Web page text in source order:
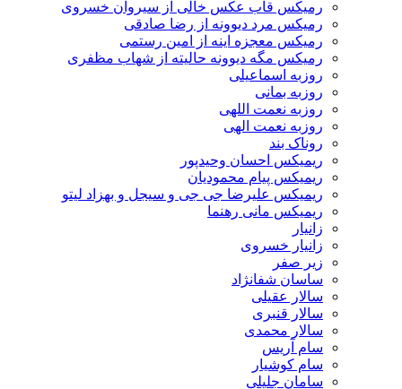
رمیکس قاب عکس خالی از سیروان خسروی
رمیکس مرد دیوونه از رضا صادقی
رمیکس معجزه اینه از امین رستمی
رمیکس مگه دیوونه حالیته از شهاب مظفری
روزبه اسماعیلی
روزبه بمانی
روزبه نعمت اللهی
روزبه نعمت الهی
روناک بند
ریمیکس احسان وحیدپور
ریمیکس پیام محمودیان
ریمیکس علیرضا جی جی و سیجل و بهزاد لیتو
ریمیکس مانی رهنما
زانیار
زانیار خسروی
زیر صفر
ساسان شفانژاد
سالار عقیلی
سالار قنبری
سالار محمدی
سام آریس
سام کوشیار
سامان جلیلی